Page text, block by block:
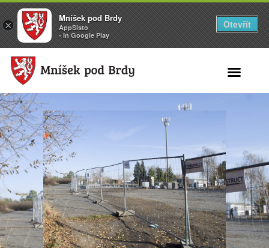
×
Mníšek pod Brdy
AppSisto
- In Google Play
Otevřít